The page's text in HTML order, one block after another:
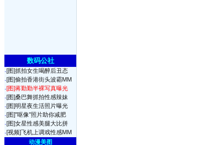
数码公社
· [图]抓拍女生喝醉后丑态
· [图]偷拍香港街头波霸MM
·[图]蒋勤勤半裸写真曝光
· [图]桑巴舞抓拍性感辣妹
· [图]明星夜生活照片曝光
· [图]"呕像"照片助你减肥
· [图]女星性感美腿大比拼
· [视频]飞机上调戏性感MM
动漫美图